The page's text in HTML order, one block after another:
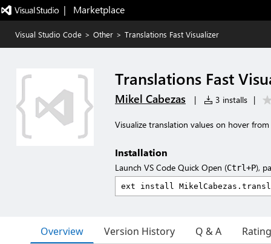
|   Marketplace
Visual Studio Code > Other > Translations Fast Visualizer
Translations Fast
Mikel Cabezas | 3 installs |
Visualize translation values on hover
Installation
Launch VS Code Quick Open (Ctrl+P),
Overview Version History Q & A